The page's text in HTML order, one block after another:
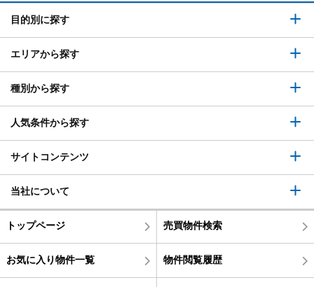
目的別に探す
エリアから探す
種別から探す
人気条件から探す
サイトコンテンツ
当社について
トップページ 売買物件検索
お気に入り物件一覧 物件閲覧履歴